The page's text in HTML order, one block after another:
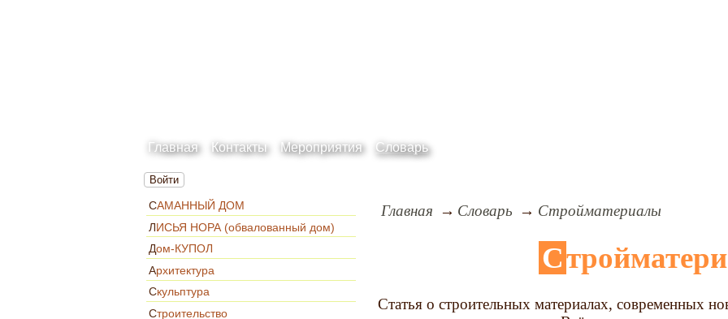
Главная Контакты Мероприятия Словарь
Войти
САМАННЫЙ ДОМ
ЛИСЬЯ НОРА (обвалованный дом)
Дом-КУПОЛ
Архитектура
Скульптура
Строительство
Главная Словарь Стройматериалы
Статья о строительных материалах, современных